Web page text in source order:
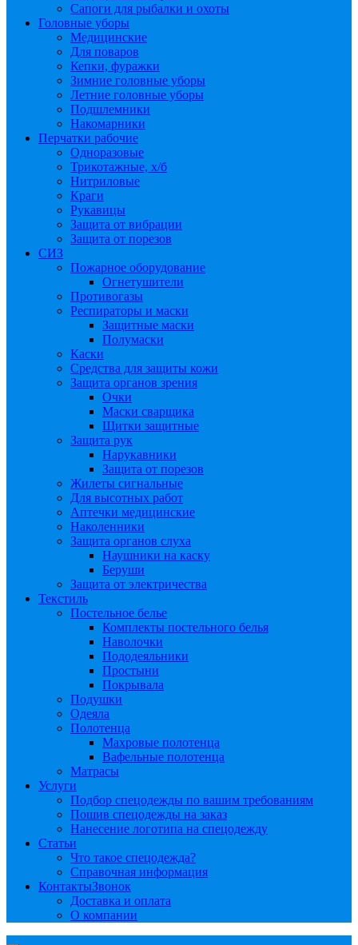
Сапоги для рыбалки и охоты
Головные уборы
Медицинские
Для поваров
Кепки, фуражки
Зимние головные уборы
Летние головные уборы
Подшлемники
Накомарники
Перчатки рабочие
Одноразовые
Трикотажные, х/б
Нитриловые
Краги
Рукавицы
Защита от вибрации
Защита от порезов
СИЗ
Пожарное оборудование
Огнетушители
Противогазы
Респираторы и маски
Защитные маски
Полумаски
Каски
Средства для защиты кожи
Защита органов зрения
Очки
Маски сварщика
Щитки защитные
Защита рук
Нарукавники
Защита от порезов
Жилеты сигнальные
Для высотных работ
Аптечки медицинские
Наколенники
Защита органов слуха
Наушники на каску
Беруши
Защита от электричества
Текстиль
Постельное белье
Комплекты постельного белья
Наволочки
Пододеяльники
Простыни
Покрывала
Подушки
Одеяла
Полотенца
Махровые полотенца
Вафельные полотенца
Матрасы
Услуги
Подбор спецодежды по вашим требованиям
Пошив спецодежды на заказ
Нанесение логотипа на спецодежду
Статьи
Что такое спецодежда?
Справочная информация
КонтактыЗвонок
Доставка и оплата
О компании